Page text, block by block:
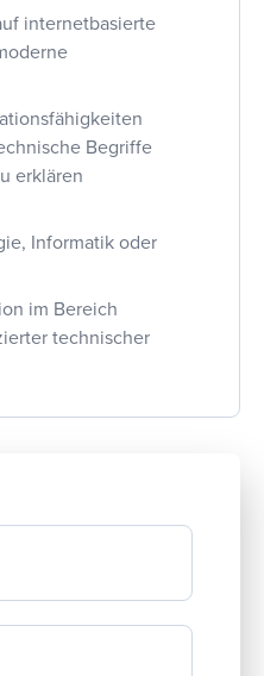
internetbasierte
Begriffe
erklären
Informatik oder
im Bereich
technischer